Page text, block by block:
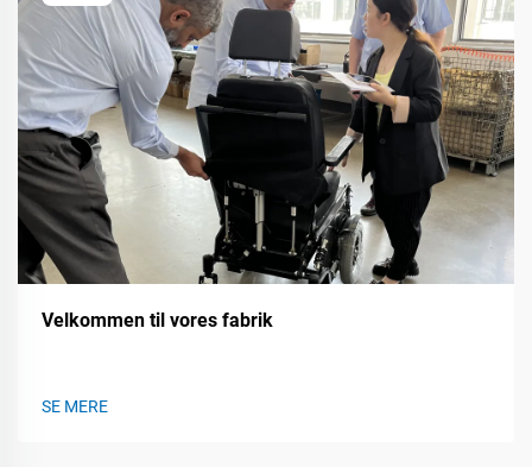
Velkommen til vores fabrik
SE MERE